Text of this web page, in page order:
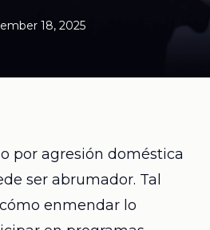
18, 2025
por agresión doméstica
ser abrumador. Tal
enmendar lo